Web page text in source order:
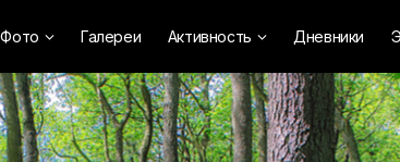
Фото  Галереи Активность  Дневники